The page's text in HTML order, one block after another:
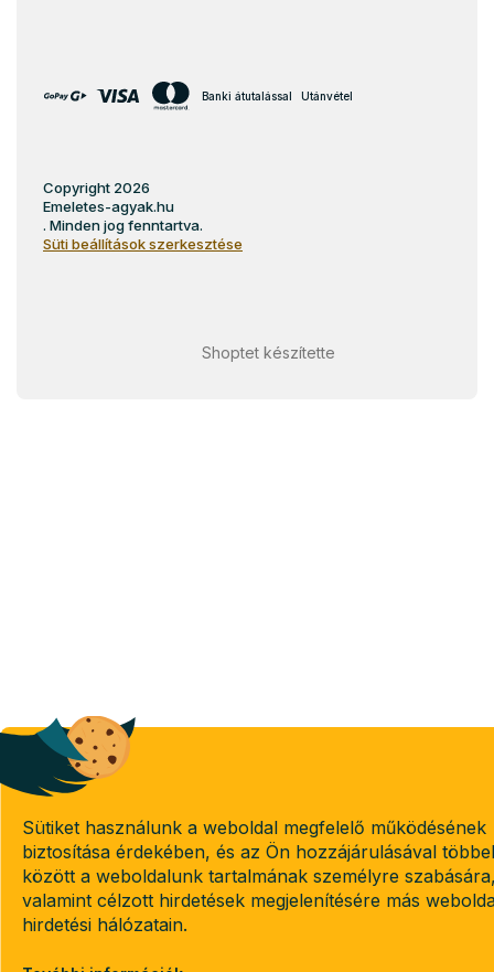
Sütiket használunk a weboldal megfelelő működésének
biztosítása érdekében, és az Ön hozzájárulásával
között a weboldalunk tartalmának személyre
valamint célzott hirdetések megjelenítésére más
hirdetési hálózatain.
Banki átutalással Utánvétel
Shoptet készítette
Copyright 2026
Emeletes-agyak.hu
. Minden jog fenntartva.
Süti beállítások szerkesztése